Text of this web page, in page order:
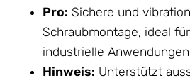
Pro: Sichere und
Schraubmontage, ideal
industrielle
Hinweis: Unterstützt